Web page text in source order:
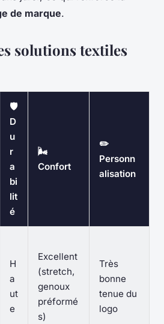
de marque.
solutions textiles
🛡️
D
u
r
a
bi
lit
é
🌬️
Confort
✏️
Personn
alisation
H
a
ut
e
Excellent
(stretch,
genoux
préformé
s)
Très
bonne
tenue du
logo